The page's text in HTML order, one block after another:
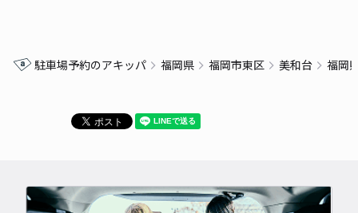
駐車場予約のアキッパ 福岡県 福岡市東区 美和台 福岡